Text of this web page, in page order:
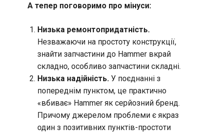
А тепер поговоримо про мінуси:
Низька ремонтопридатність.
Незважаючи на простоту конструкції,
знайти запчастини до Hammer вкрай
складно, особливо запчастини складні.
Низька надійність. У поєднанні з
попереднім пунктом, це практично
«вбиває» Hammer як серйозний бренд.
Причому джерелом проблеми є якраз
один з позитивних пунктів-простоти